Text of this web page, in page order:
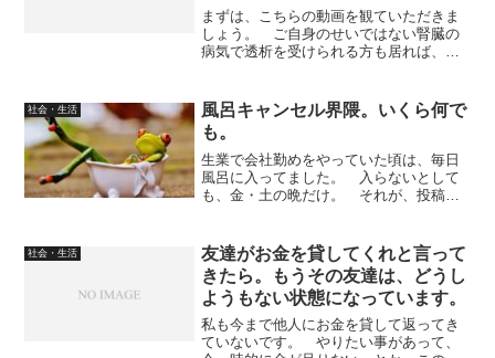
す。
まずは、こちらの動画を観ていただきま
しょう。 ご自身のせいではない腎臓の
病気で透析を受けられる方も居れば、生
くなった人も居ます。 ですが、生活習
慣の乱れが原因で透析を受...
社会・生活
風呂キャンセル界隈。いくら何で
も。
生業で会社勤めをやっていた頃は、毎日
風呂に入ってました。 入らないとして
も、金・土の晩だけ。 それが、投稿生
た。 ここ２、３年は、三日に一度か四
日に一度くらい。 風呂キャ...
社会・生活
友達がお金を貸してくれと言って
きたら。もうその友達は、どうし
ようもない状態になっています。
私も今まで他人にお金を貸して返ってき
ていないです。 やりたい事があって、